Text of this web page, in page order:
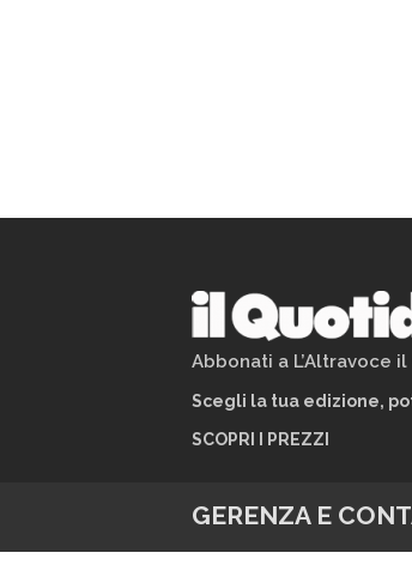
Abbonati a L’Altravoce
Scegli la tua edizione,
SCOPRI I PREZZI
GERENZA E